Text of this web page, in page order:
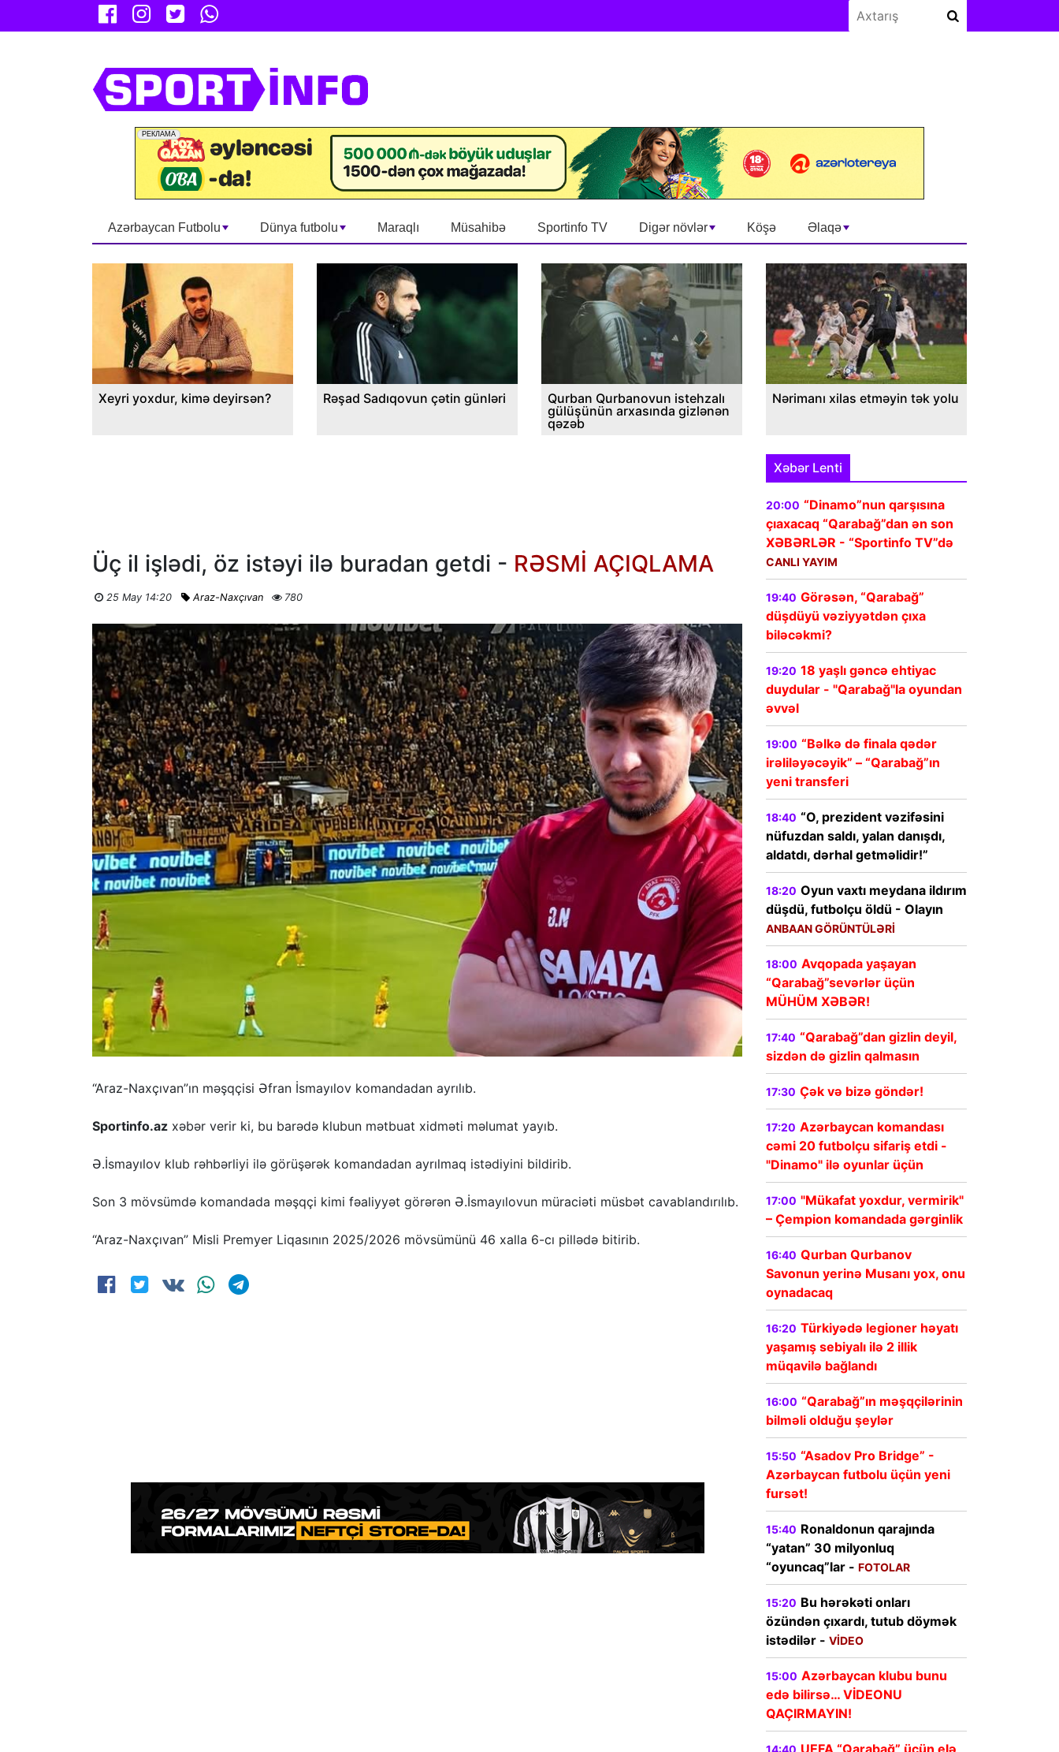
Azərbaycan Futbolu Dünya futbolu Maraqlı Müsahibə Sportinfo TV Digər növlər Köşə Əlaqə
Xeyri yoxdur, kimə deyirsən? Rəşad Sadıqovun çətin günləri
Qurban Qurbanovun istehzalı
gülüşünün arxasında gizlənən
qəzəb
Nərimanı xilas etməyin tək yolu
Üç il işlədi, öz istəyi ilə buradan getdi - RƏSMİ AÇIQLAMA
25 May 14:20 Araz-Naxçıvan 780
“Araz-Naxçıvan”ın məşqçisi Əfran İsmayılov komandadan ayrılıb.
Sportinfo.az xəbər verir ki, bu barədə klubun mətbuat xidməti məlumat yayıb.
Ə.İsmayılov klub rəhbərliyi ilə görüşərək komandadan ayrılmaq istədiyini bildirib.
Son 3 mövsümdə komandada məşqçi kimi fəaliyyət görərən Ə.İsmayılovun müraciəti müsbət cavablandırılıb.
“Araz-Naxçıvan” Misli Premyer Liqasının 2025/2026 mövsümünü 46 xalla 6-cı pillədə bitirib.
Xəbər Lenti
20:00 “Dinamo”nun qarşısına
çıaxacaq “Qarabağ”dan ən son
XƏBƏRLƏR - “Sportinfo TV”də
CANLI YAYIM
19:40 Görəsən, “Qarabağ”
düşdüyü vəziyyətdən çıxa
biləcəkmi?
19:20 18 yaşlı gəncə ehtiyac
duydular - "Qarabağ"la oyundan
əvvəl
19:00 “Bəlkə də finala qədər
irəliləyəcəyik” – “Qarabağ”ın
yeni transferi
18:40 “O, prezident vəzifəsini
nüfuzdan saldı, yalan danışdı,
aldatdı, dərhal getməlidir!”
18:20 Oyun vaxtı meydana ildırım
düşdü, futbolçu öldü - Olayın
ANBAAN GÖRÜNTÜLƏRİ
18:00 Avqopada yaşayan
“Qarabağ”sevərlər üçün
MÜHÜM XƏBƏR!
17:40 “Qarabağ”dan gizlin deyil,
sizdən də gizlin qalmasın
17:30 Çək və bizə göndər!
17:20 Azərbaycan komandası
cəmi 20 futbolçu sifariş etdi -
"Dinamo" ilə oyunlar üçün
17:00 "Mükafat yoxdur, vermirik"
– Çempion komandada gərginlik
16:40 Qurban Qurbanov
Savonun yerinə Musanı yox, onu
oynadacaq
16:20 Türkiyədə legioner həyatı
yaşamış sebiyalı ilə 2 illik
müqavilə bağlandı
16:00 “Qarabağ”ın məşqçilərinin
bilməli olduğu şeylər
15:50 “Asadov Pro Bridge” -
Azərbaycan futbolu üçün yeni
fursət!
15:40 Ronaldonun qarajında
“yatan” 30 milyonluq
“oyuncaq”lar - FOTOLAR
15:20 Bu hərəkəti onları
özündən çıxardı, tutub döymək
istədilər - VİDEO
15:00 Azərbaycan klubu bunu
edə bilirsə… VİDEONU
QAÇIRMAYIN!
14:40